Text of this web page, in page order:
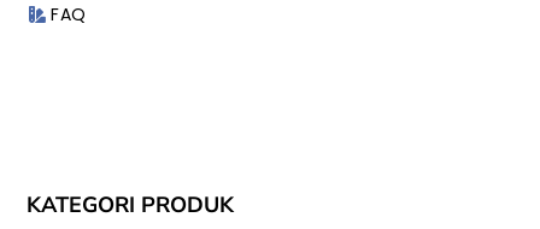
FAQ
KATEGORI PRODUK